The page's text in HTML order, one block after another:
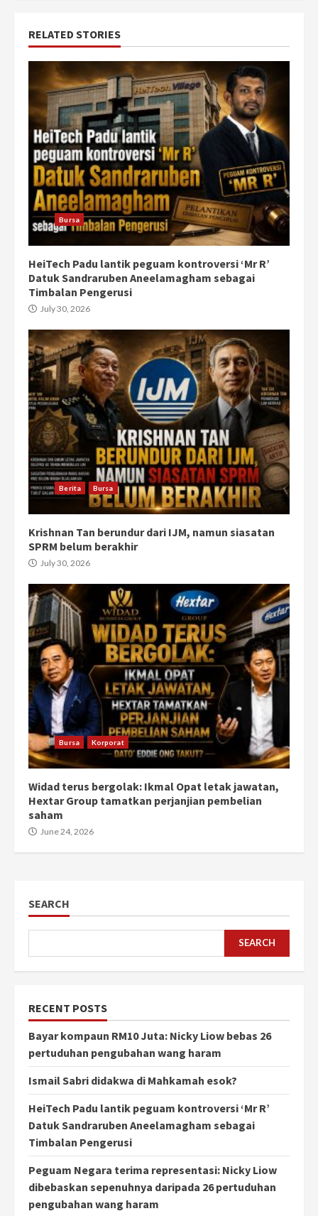
RELATED STORIES
Bursa
HeiTech Padu lantik peguam kontroversi ‘Mr R’
Datuk Sandraruben Aneelamagham sebagai
Timbalan Pengerusi
July 30, 2026
Berita Bursa
Krishnan Tan berundur dari IJM, namun siasatan
SPRM belum berakhir
July 30, 2026
Bursa Korporat
Widad terus bergolak: Ikmal Opat letak jawatan,
Hextar Group tamatkan perjanjian pembelian
saham
June 24, 2026
SEARCH
SEARCH
RECENT POSTS
Bayar kompaun RM10 Juta: Nicky Liow bebas 26
pertuduhan pengubahan wang haram
Ismail Sabri didakwa di Mahkamah esok?
HeiTech Padu lantik peguam kontroversi ‘Mr R’
Datuk Sandraruben Aneelamagham sebagai
Timbalan Pengerusi
Peguam Negara terima representasi: Nicky Liow
dibebaskan sepenuhnya daripada 26 pertuduhan
pengubahan wang haram